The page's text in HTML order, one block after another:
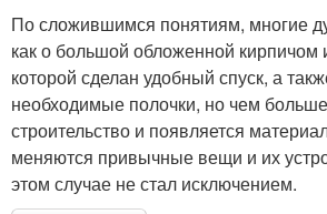
По сложившимся понятиям, многие
как о большой обложенной кирпичом
которой сделан удобный спуск, а
необходимые полочки, но чем
строительство и появляется
меняются привычные вещи и их
этом случае не стал исключением.